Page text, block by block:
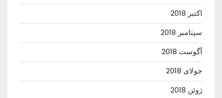
اکتبر 2018
سپتامبر 2018
آگوست 2018
جولای 2018
ژوئن 2018